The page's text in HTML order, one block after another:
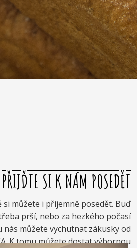
PŘIJĎTE SI K NÁM POSEDĚT
si můžete i příjemně posedět. Buď
prší, nebo za hezkého počasí
nás můžete vychutnat zákusky od
K tomu můžete dostat výbornou